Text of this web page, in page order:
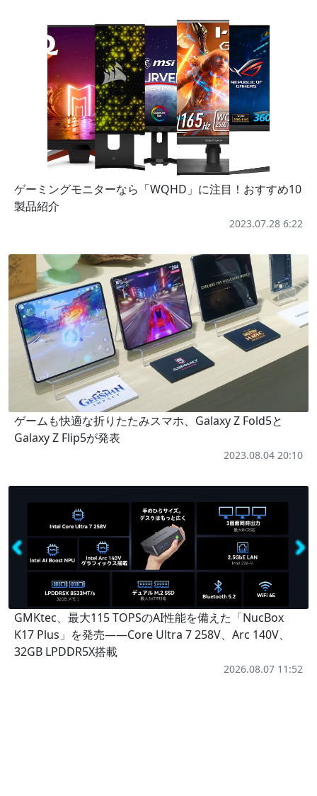
ゲーミングモニターなら「WQHD」に注目！おすすめ10
製品紹介
2023.07.28 6:22
ゲームも快適な折りたたみスマホ、Galaxy Z Fold5と
Galaxy Z Flip5が発表
2023.08.04 20:10
GMKtec、最大115 TOPSのAI性能を備えた「NucBox
K17 Plus」を発売――Core Ultra 7 258V、Arc 140V、
32GB LPDDR5X搭載
2026.08.07 11:52